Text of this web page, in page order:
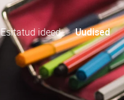
Esitatud ideed Uudised